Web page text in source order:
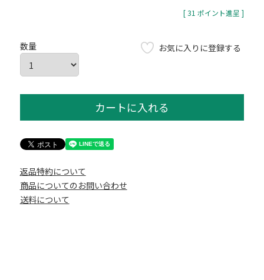
[31 ポイント進呈 ]
お気に入りに登録する
カートに入れる
返品特約について
商品についてのお問い合わせ
送料について